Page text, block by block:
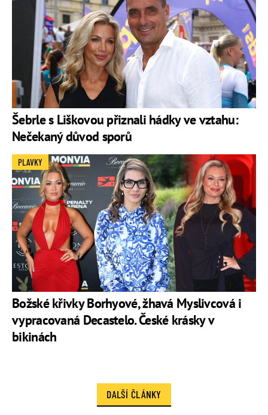
Šebrle s Liškovou přiznali hádky ve vztahu:
Nečekaný důvod sporů
Božské křivky Borhyové, žhavá Myslivcová i
vypracovaná Decastelo. České krásky v
bikinách
PLAVKY
DALŠÍ ČLÁNKY